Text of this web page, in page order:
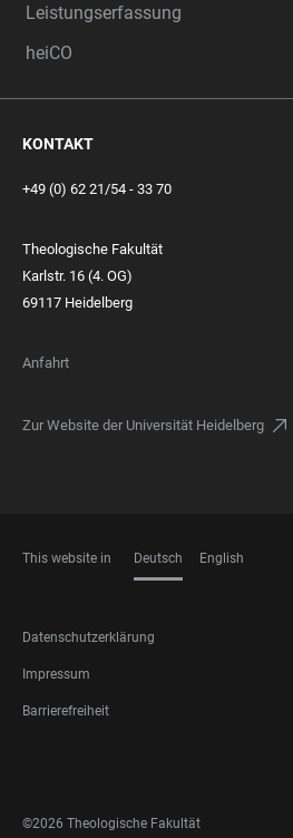
Leistungserfassung
heiCO
KONTAKT
+49 (0) 62 21/54 - 33 70
Theologische Fakultät
Karlstr. 16 (4. OG)
69117 Heidelberg
Anfahrt
Zur Website der Universität Heidelberg
This website in Deutsch English
FOOTER
LEGAL
Datenschutzerklärung
Impressum
Barrierefreiheit
MEDIA
©2026 Theologische Fakultät